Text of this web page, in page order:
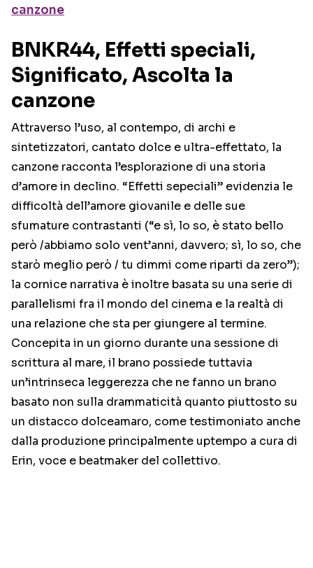
canzone
BNKR44, Effetti speciali,
Significato, Ascolta la
canzone
Attraverso l’uso, al contempo, di archi e
sintetizzatori, cantato dolce e ultra-effettato, la
canzone racconta l’esplorazione di una storia
d’amore in declino. “Effetti sepeciali” evidenzia le
difficoltà dell’amore giovanile e delle sue
sfumature contrastanti (“e sì, lo so, è stato bello
però /abbiamo solo vent’anni, davvero; sì, lo so, che
starò meglio però / tu dimmi come riparti da zero”);
la cornice narrativa è inoltre basata su una serie di
parallelismi fra il mondo del cinema e la realtà di
una relazione che sta per giungere al termine.
Concepita in un giorno durante una sessione di
scrittura al mare, il brano possiede tuttavia
un’intrinseca leggerezza che ne fanno un brano
basato non sulla drammaticità quanto piuttosto su
un distacco dolceamaro, come testimoniato anche
dalla produzione principalmente uptempo a cura di
Erin, voce e beatmaker del collettivo.